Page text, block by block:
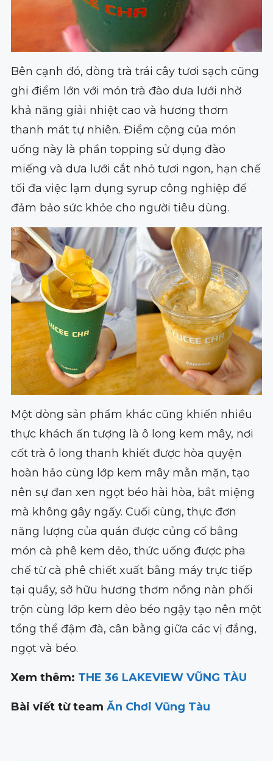
Bên cạnh đó, dòng trà trái cây tươi sạch cũng
ghi điểm lớn với món trà đào dưa lưới nhờ
khả năng giải nhiệt cao và hương thơm
thanh mát tự nhiên. Điểm cộng của món
uống này là phần topping sử dụng đào
miếng và dưa lưới cắt nhỏ tươi ngon, hạn chế
tối đa việc lạm dụng syrup công nghiệp để
đảm bảo sức khỏe cho người tiêu dùng.
Một dòng sản phẩm khác cũng khiến nhiều
thực khách ấn tượng là ô long kem mây, nơi
cốt trà ô long thanh khiết được hòa quyện
hoàn hảo cùng lớp kem mây mằn mặn, tạo
nên sự đan xen ngọt béo hài hòa, bắt miệng
mà không gây ngấy. Cuối cùng, thực đơn
năng lượng của quán được củng cố bằng
món cà phê kem dẻo, thức uống được pha
chế từ cà phê chiết xuất bằng máy trực tiếp
tại quầy, sở hữu hương thơm nồng nàn phối
trộn cùng lớp kem dẻo béo ngậy tạo nên một
tổng thể đậm đà, cân bằng giữa các vị đắng,
ngọt và béo.
Xem thêm: THE 36 LAKEVIEW VŨNG TÀU
Bài viết từ team Ăn Chơi Vũng Tàu